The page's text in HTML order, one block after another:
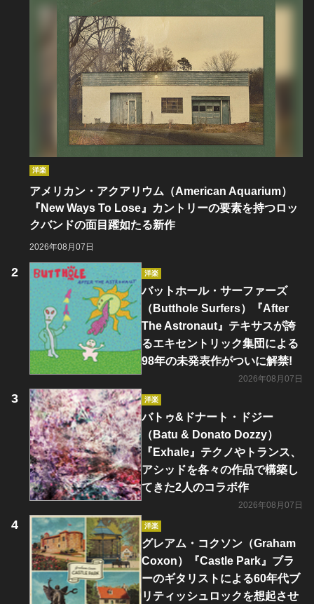
洋楽
アメリカン・アクアリウム（American Aquarium）
『New Ways To Lose』カントリーの要素を持つロッ
クバンドの面目躍如たる新作
2026年08月07日
洋楽
バットホール・サーファーズ
（Butthole Surfers）『After
The Astronaut』テキサスが誇
るエキセントリック集団による
98年の未発表作がついに解禁!
2026年08月07日
洋楽
バトゥ&ドナート・ドジー
（Batu & Donato Dozzy）
『Exhale』テクノやトランス、
アシッドを各々の作品で構築し
てきた2人のコラボ作
2026年08月07日
洋楽
グレアム・コクソン（Graham
Coxon）『Castle Park』ブラ
ーのギタリストによる60年代ブ
リティッシュロックを想起させ